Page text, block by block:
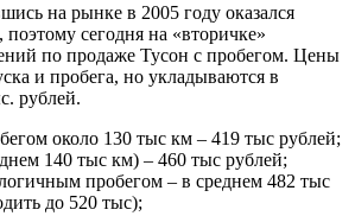
на рынке в 2005 году оказался
сегодня на «вторичке»
по продаже Тусон с пробегом. Цены
и пробега, но укладываются в
рублей.
около 130 тыс км – 419 тыс рублей;
140 тыс км) – 460 тыс рублей;
пробегом – в среднем 482 тыс
до 520 тыс);